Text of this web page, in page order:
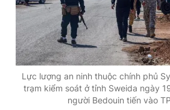
Tổng biên tập: Nguyễn Ngọc Toàn
Phó tổng biên tập thường trực: Hải
Phó tổng biên tập: Lâm Hiếu Dũng
Phó tổng biên tập: Trần Việt Hưng
Tổng thư ký tòa soạn: Đức Trung
Giấy phép xuất bản số 110/GP - BTTTT
© 2003-2026 Bản quyền thuộc về Báo
chép dưới mọi hình thức nếu không có
bản. Phát triển bởi ePi Technologies,
Lực lượng an ninh thuộc chính phủ
trạm kiểm soát ở tỉnh Sweida ngày
người Bedouin tiến vào